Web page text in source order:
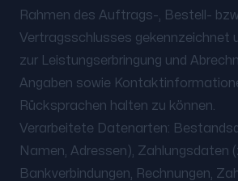
Rahmen des Auftrags-, Bestell-
Vertragsschlusses gekennzeichnet
zur Leistungserbringung und
Angaben sowie
Rücksprachen halten zu können.
Verarbeitete Datenarten:
Namen, Adressen), Zahlungsdaten
Bankverbindungen, Rechnungen,